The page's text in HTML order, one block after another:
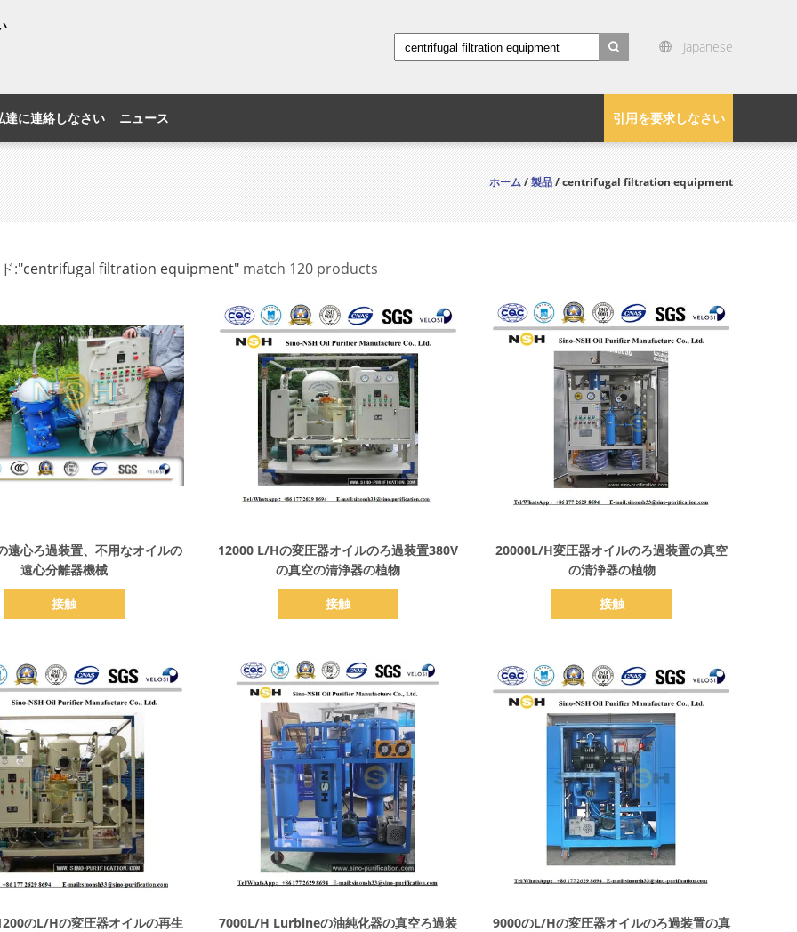
Japanese
引用を要求しなさい
達に連絡しなさい ニュース
ホーム/製品/ centrifugal filtration equipment
:"centrifugal filtration equipment" match 120 products
遠心ろ過装置、不用なオイルの
遠心分離器機械
接触
12000 L/Hの変圧器オイルのろ過装置380V
の真空の清浄器の植物
接触
20000L/H変圧器オイルのろ過装置の真空
の清浄器の植物
接触
詳細を表示
のL/Hの変圧器オイルの再生
7000L/H Lurbineの油純化器の真空ろ過装
9000のL/Hの変圧器オイルのろ過装置の真